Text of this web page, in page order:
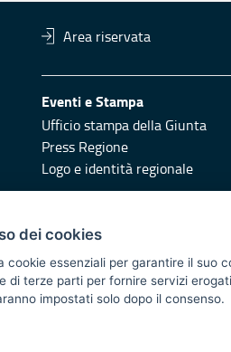
Area riservata
Eventi e Stampa
Ufficio stampa della Giunta
Press Regione
Logo e identità regionale
Responsabili di pubblicazione
2020 - Asse XI
dei cookies
cookie essenziali per garantire il suo
di terze parti per fornire servizi
impostati solo dopo il consenso.